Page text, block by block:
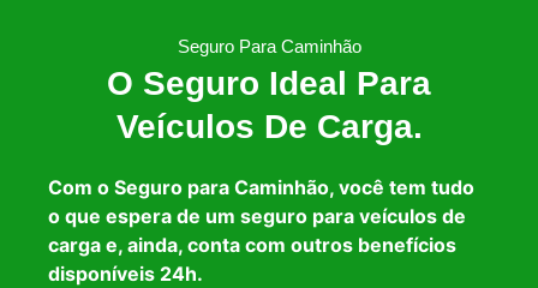
Seguro Para Caminhão
O Seguro Ideal Para
Veículos De Carga.
Com o Seguro para Caminhão, você tem tudo
o que espera de um seguro para veículos de
carga e, ainda, conta com outros benefícios
disponíveis 24h.